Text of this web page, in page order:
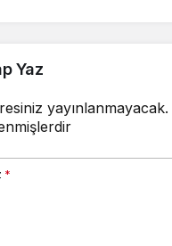
Yaz
yayınlanmayacak.
*